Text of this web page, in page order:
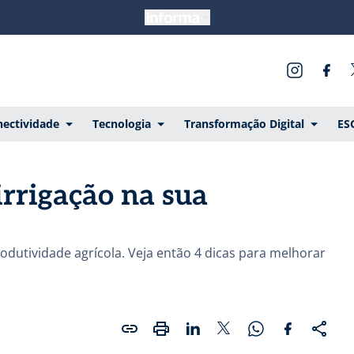
Tecnologia Transformação Digital
na sua
agrícola. Veja então 4 dicas para melhorar